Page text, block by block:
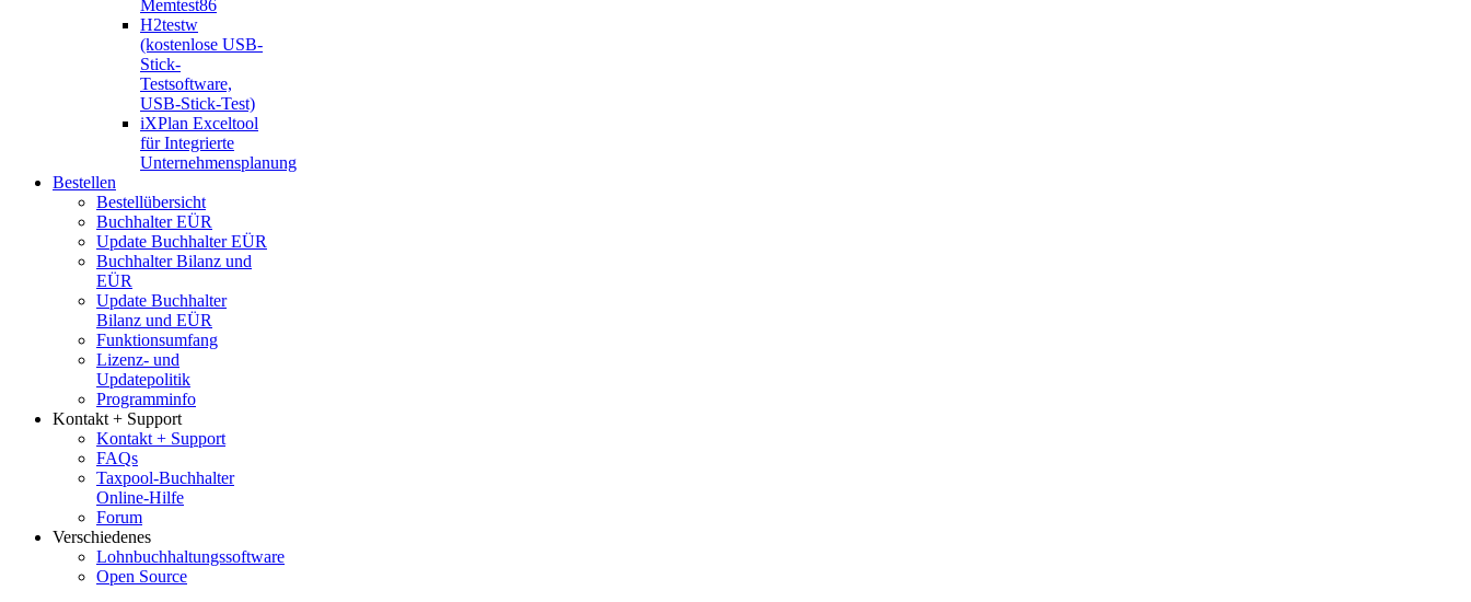
Memtest86
H2testw
(kostenlose USB-
Stick-
Testsoftware,
USB-Stick-Test)
iXPlan Exceltool
für Integrierte
Unternehmensplanung
Bestellen
Bestellübersicht
Buchhalter EÜR
Update Buchhalter EÜR
Buchhalter Bilanz und
EÜR
Update Buchhalter
Bilanz und EÜR
Funktionsumfang
Lizenz- und
Updatepolitik
Programminfo
Kontakt + Support
Kontakt + Support
FAQs
Taxpool-Buchhalter
Online-Hilfe
Forum
Verschiedenes
Lohnbuchhaltungssoftware
Open Source